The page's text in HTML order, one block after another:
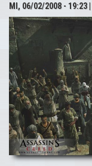
MI, 06/02/2008 - 19:23|